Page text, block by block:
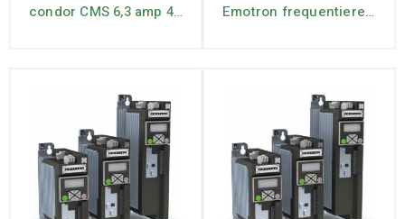
condor CMS 6,3 amp 4 – 6.3 Emotron frequentiereg. VS10-23-2P4-20 1ph IP20 -0.37 kW (incl Key pad)